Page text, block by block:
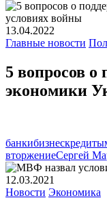
13.04.2022
Главные новости
5 вопросов о
экономики
банкибизнескредиты
вторжениеСергей
12.03.2021
Новости Экономика